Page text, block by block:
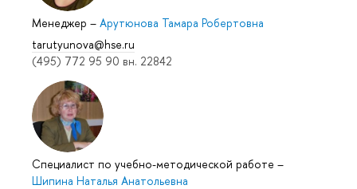
Менеджер – Арутюнова Тамара Робертовна
tarutyunova@hse.ru
(495) 772 95 90 вн. 22842
Специалист по учебно-методической работе –
Шипина Наталья Анатольевна